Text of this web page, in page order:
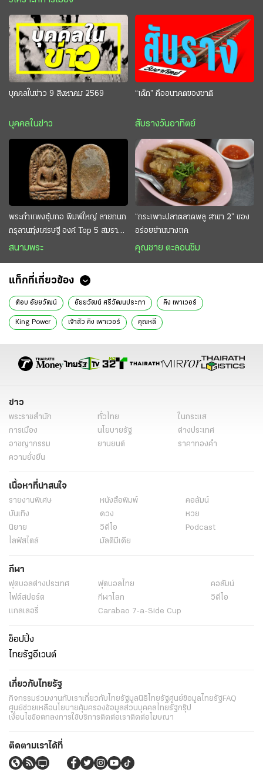
บุคคลในข่าว 9 สิงหาคม 2569
บุคคลในข่าว
“เด็ก” คืออนาคตของชาติ
สับรางวันอาทิตย์
พระกำแพงซุ้มกอ พิมพ์ใหญ่ ลายกนก
กรุลานทุ่งเศรษฐี องค์ Top 5 สมราคา
หลักสิบล้าน
สนามพระ
“กระเพาะปลาตลาดพลู สาขา 2” ของ
อร่อยย่านบางแค
คุณชาย ตะลอนชิม
แท็กที่เกี่ยวข้อง
ต๊อบ อัยยวัฒน์ อัยยวัฒน์ ศรีวัฒนประภา คิง เพาเวอร์
King Power เจ้าสัว คิง เพาเวอร์ คุณหลี
ข่าว
พระราชสำนัก ทั่วไทย
ในกระแส
การเมือง
นโยบายรัฐ
ต่างประเทศ
อาชญากรรม
ยานยนต์
ราคาทองคำ
ความยั่งยืน
เนื้อหาที่น่าสนใจ
รายงานพิเศษ หนังสือพิมพ์
คอลัมน์
บันเทิง
ดวง
หวย
นิยาย
วิดีโอ
Podcast
ไลฟ์สไตล์
มัลติมีเดีย
กีฬา
ฟุตบอลต่่างประเทศ ฟุตบอลไทย
คอลัมน์
ไฟต์สปอร์ต
กีฬาโลก
วิดีโอ
แกลเลอรี่
Carabao 7-a-Side Cup
ช็อปปิ้ง
ไทยรัฐอีเวนต์
เกี่ยวกับไทยรัฐ
กิจกรรมร่วมงานกับเราเกี่ยวกับไทยรัฐมูลนิธิไทยรัฐศูนย์ข้อมูลไทยรัฐFAQ
ศูนย์ช่วยเหลือนโยบายคุ้มครองข้อมูลส่วนบุคคลไทยรัฐกรุ๊ป
เงื่อนไขข้อตกลงการใช้บริการติดต่อเราติดต่อโฆษณา
ติดตามเราได้ที่